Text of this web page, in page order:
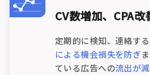
CV数増加、CPA改
定期的に検知、連絡す
による機会損失を防ぎ
ている広告への流出が